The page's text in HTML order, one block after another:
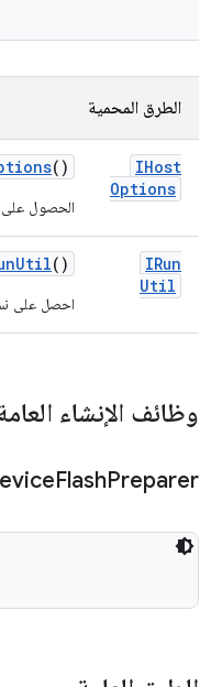
الطرق المحمية
IHost
Options
()
الحصول
IRun
Util
Util()
احصل على
وظائف الإنشاء
FlashPreparer